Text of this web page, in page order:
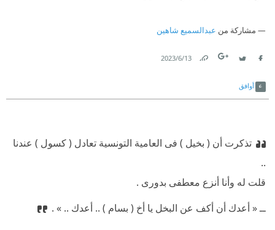
مشاركة من عبدالسميع شاهين
13‏/6‏/2023
أوافق
تذكرت أن ( بخيل ) فى العامية التونسية تعادل ( كسول ) عندنا
..
‫قلت لە وأنا أنزع معطفى بدورى .
‫ــ « أعدك أن أكف عن البخل يا أخ ( بسام ) .. أعدك .. » .